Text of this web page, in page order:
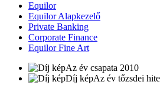
Equilor
Equilor Alapkezelő
Private Banking
Corporate Finance
Equilor Fine Art
Az év csapata 2010
Az év tőzsdei